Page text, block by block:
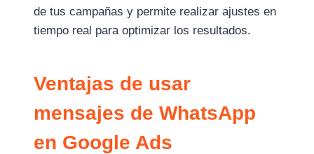
de tus campañas y permite realizar ajustes en
tiempo real para optimizar los resultados.
Ventajas de usar
mensajes de WhatsApp
en Google Ads